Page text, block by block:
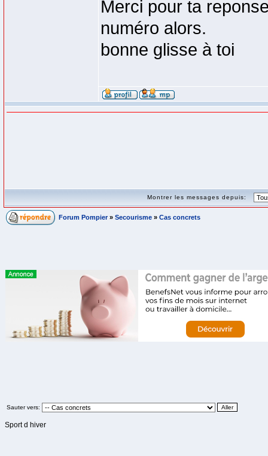
Merci pour ta
numéro alors.
bonne glisse à toi
Montrer les messages depuis:
Forum Pompier » Secourisme » Cas concrets
Sauter vers:
Sport d hiver